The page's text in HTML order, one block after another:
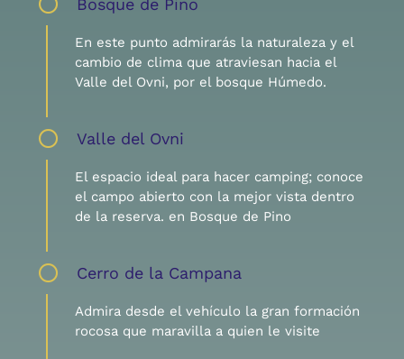
Bosque de Pino
En este punto admirarás la naturaleza y el
cambio de clima que atraviesan hacia el
Valle del Ovni, por el bosque Húmedo.
Valle del Ovni
El espacio ideal para hacer camping; conoce
el campo abierto con la mejor vista dentro
de la reserva. en Bosque de Pino
Cerro de la Campana
Admira desde el vehículo la gran formación
rocosa que maravilla a quien le visite